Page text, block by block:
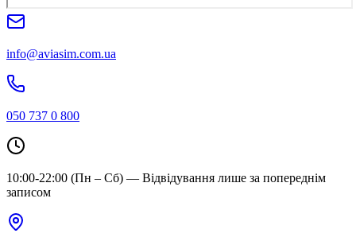
info@aviasim.com.ua
050 737 0 800
10:00-22:00 (Пн – Сб) — Відвідування лише за попереднім
записом